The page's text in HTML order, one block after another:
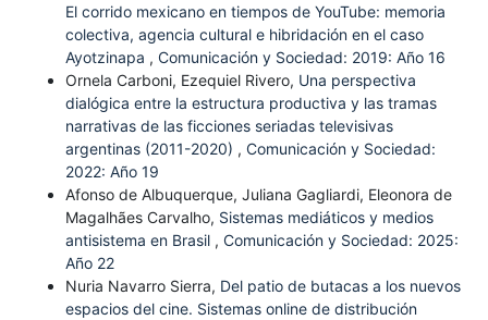
El corrido mexicano en tiempos de YouTube: memoria
colectiva, agencia cultural e hibridación en el caso
Ayotzinapa , Comunicación y Sociedad: 2019: Año 16
Ornela Carboni, Ezequiel Rivero, Una perspectiva
dialógica entre la estructura productiva y las tramas
narrativas de las ficciones seriadas televisivas
argentinas (2011-2020) , Comunicación y Sociedad:
2022: Año 19
Afonso de Albuquerque, Juliana Gagliardi, Eleonora de
Magalhães Carvalho, Sistemas mediáticos y medios
antisistema en Brasil , Comunicación y Sociedad: 2025:
Año 22
Nuria Navarro Sierra, Del patio de butacas a los nuevos
espacios del cine. Sistemas online de distribución